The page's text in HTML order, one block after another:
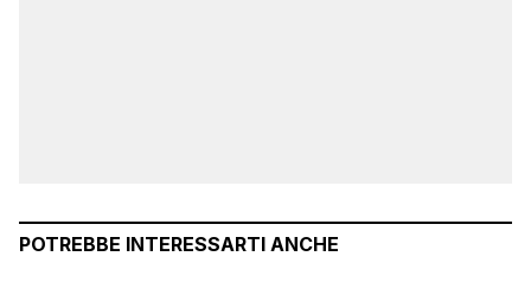
POTREBBE INTERESSARTI ANCHE